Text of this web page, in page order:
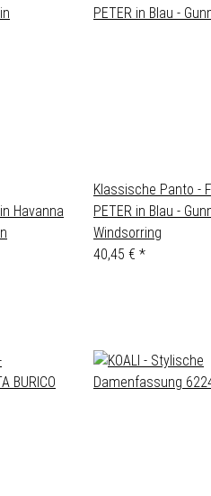
Havanna
Klassische Panto -
PETER in Blau -
Windsorring
40,45 € *